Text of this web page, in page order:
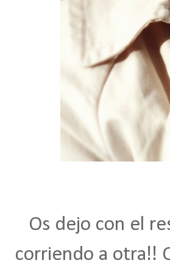
Os dejo con el
corriendo a otra!!